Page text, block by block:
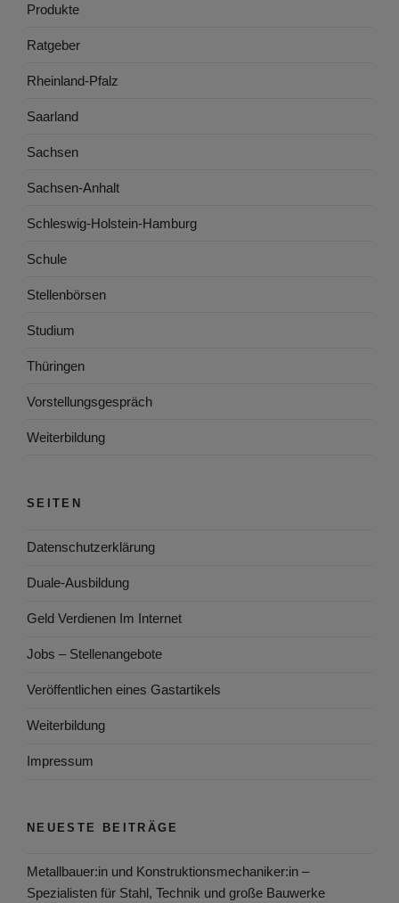
Produkte
Ratgeber
Rheinland-Pfalz
Saarland
Sachsen
Sachsen-Anhalt
Schleswig-Holstein-Hamburg
Schule
Stellenbörsen
Studium
Thüringen
Vorstellungsgespräch
Weiterbildung
SEITEN
Datenschutzerklärung
Duale-Ausbildung
Geld Verdienen Im Internet
Jobs – Stellenangebote
Veröffentlichen eines Gastartikels
Weiterbildung
Impressum
NEUESTE BEITRÄGE
Metallbauer:in und Konstruktionsmechaniker:in –
Spezialisten für Stahl, Technik und große Bauwerke